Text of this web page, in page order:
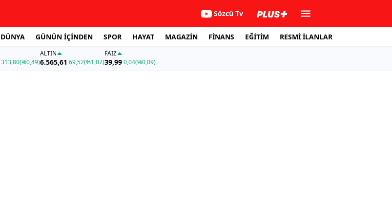
Sözcü Tv
DÜNYA GÜNÜN İÇİNDEN SPOR HAYAT MAGAZİN FİNANS EĞİTİM RESMİ İLANLAR
313,80(%0,49)
ALTIN
6.565,61 69,52(%1,07)
FAİZ
39,990,04(%0,09)